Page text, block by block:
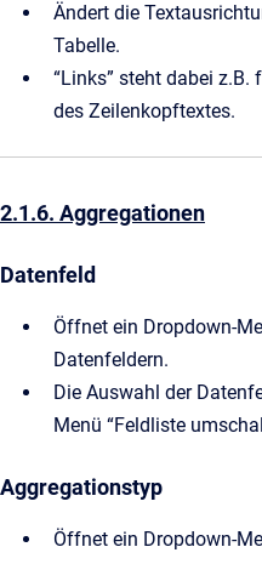
Ändert die
Tabelle.
“Links” steht dabei
des Zeilenkopftextes.
2.1.6. Aggregationen
Datenfeld
Öffnet ein Dropdown-
Datenfeldern.
Die Auswahl der
Menü “Feldliste
Aggregationstyp
Öffnet ein Dropdown-